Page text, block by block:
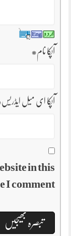
آپکا نام*
آپکا ای میل ایڈریس
in this
I comment.